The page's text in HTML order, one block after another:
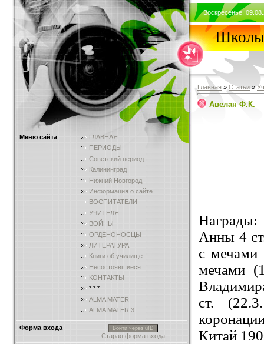
Меню сайта
ГЛАВНАЯ
ПЕРИОДЫ
Советский период
Калининград
Нижний Новгород
Информация о сайте
ВОСПИТАТЕЛИ
УЧИТЕЛЯ
ВОЙНЫ
ОРДЕНОНОСЦЫ
ЛИТЕРАТУРА
Книги об училище
Несостоявшиеся...
КОНТАКТЫ
* * *
ALMA MATER
ALMA MATER 3
Форма входа Войти через uID
Старая форма входа
Воскресенье,
Школы
Главная » Статьи »
Авелан Ф.К.
Награды:
Анны 4
с мечами
мечами
ст.
Китай